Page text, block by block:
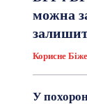
можна
Корисне
У